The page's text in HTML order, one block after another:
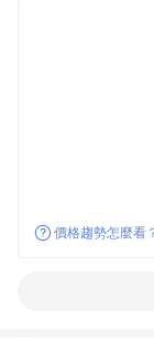
價格趨勢怎麼看